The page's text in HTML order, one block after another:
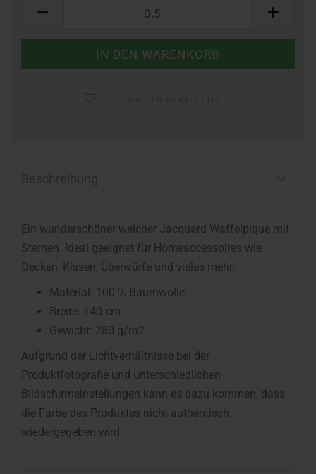
Ein wunderschöner weicher Jacquard Waffelpique mit
Sternen. Ideal geeignet für Homeaccessoires wie
Decken, Kissen, Überwürfe und vieles mehr.
Material: 100 % Baumwolle
Breite: 140 cm
Gewicht: 280 g/m2
Aufgrund der Lichtverhältnisse bei der
Produktfotografie und unterschiedlichen
Bildschirmeinstellungen kann es dazu kommen, dass
die Farbe des Produktes nicht authentisch
wiedergegeben wird.